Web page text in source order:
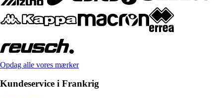
Opdag alle vores mærker
Kundeservice i Frankrig